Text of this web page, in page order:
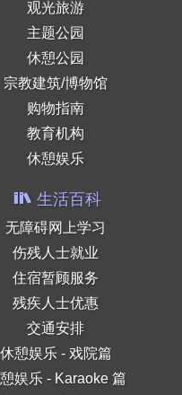
观光旅游
主题公园
休憩公园
宗教建筑/博物馆
购物指南
教育机构
休憩娱乐
生活百科
无障碍网上学习
伤残人士就业
住宿暂顾服务
残疾人士优惠
交通安排
休憩娱乐 - 戏院篇
娱乐 - Karaoke 篇